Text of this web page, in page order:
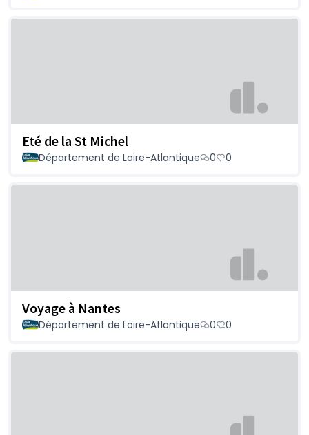
Eté de la St Michel
Département de Loire-Atlantique 0 0
Voyage à Nantes
Département de Loire-Atlantique 0 0